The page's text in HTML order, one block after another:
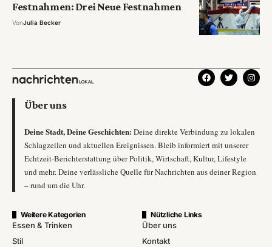
Festnahmen: Drei Neue Festnahmen
VonJulia Becker
Über uns
Deine Stadt, Deine Geschichten: Deine direkte Verbindung zu lokalen
Schlagzeilen und aktuellen Ereignissen. Bleib informiert mit unserer
Echtzeit-Berichterstattung über Politik, Wirtschaft, Kultur, Lifestyle
und mehr. Deine verlässliche Quelle für Nachrichten aus deiner Region
– rund um die Uhr.
Weitere Kategorien
Essen & Trinken
Stil
Nützliche Links
Über uns
Kontakt